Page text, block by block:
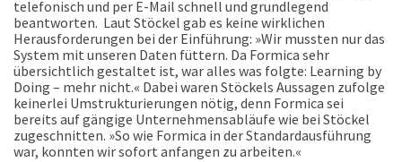
telefonisch und per E-Mail schnell und grundlegend
beantworten. Laut Stöckel gab es keine wirklichen
Herausforderungen bei der Einführung: »Wir mussten nur das
System mit unseren Daten füttern. Da Formica sehr
übersichtlich gestaltet ist, war alles was folgte: Learning by
Doing – mehr nicht.« Dabei waren Stöckels Aussagen zufolge
keinerlei Umstrukturierungen nötig, denn Formica sei
bereits auf gängige Unternehmensabläufe wie bei Stöckel
zugeschnitten. »So wie Formica in der Standardausführung
war, konnten wir sofort anfangen zu arbeiten.«